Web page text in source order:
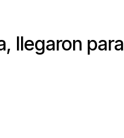
llegaron para